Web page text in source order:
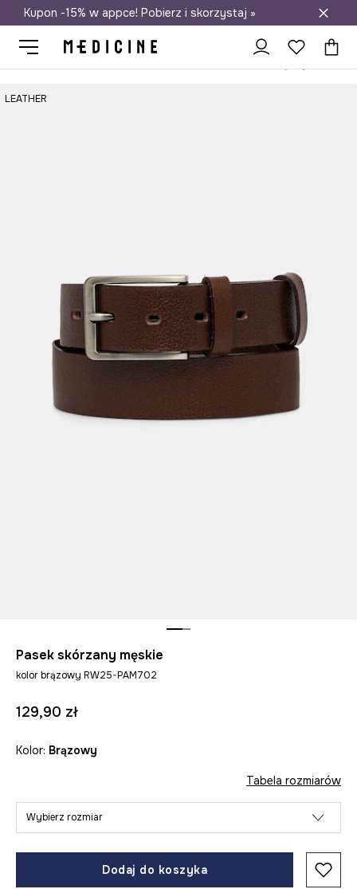
Darmowa dostawa do salonów
Kupon -15% w appce! Pobierz i skorzystaj »
LEATHER
Pasek skórzany męskie
kolor brązowy RW25-PAM702
129,90 zł
Kolor: brązowy
Tabela rozmiarów
Wybierz rozmiar
Dodaj do koszyka